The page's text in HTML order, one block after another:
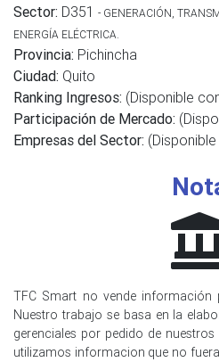
Sector: D351 - GENERACIÓN,
ENERGÍA ELÉCTRICA.
Provincia: Pichincha
Ciudad: Quito
Ranking Ingresos: (Disponible
Participación de Mercado:
Empresas del Sector:
TFC Smart no vende información
Nuestro trabajo se basa en la
gerenciales por pedido de
utilizamos informacion que no